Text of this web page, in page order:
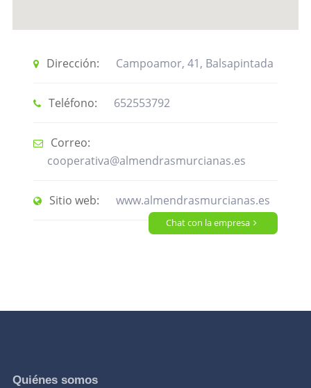
Dirección: Campoamor, 41, Balsapintada
Teléfono: 652553792
Correo:
cooperativa@almendrasmurcianas.es
Sitio web: www.almendrasmurcianas.es
Chat con la empresa
Quiénes somos